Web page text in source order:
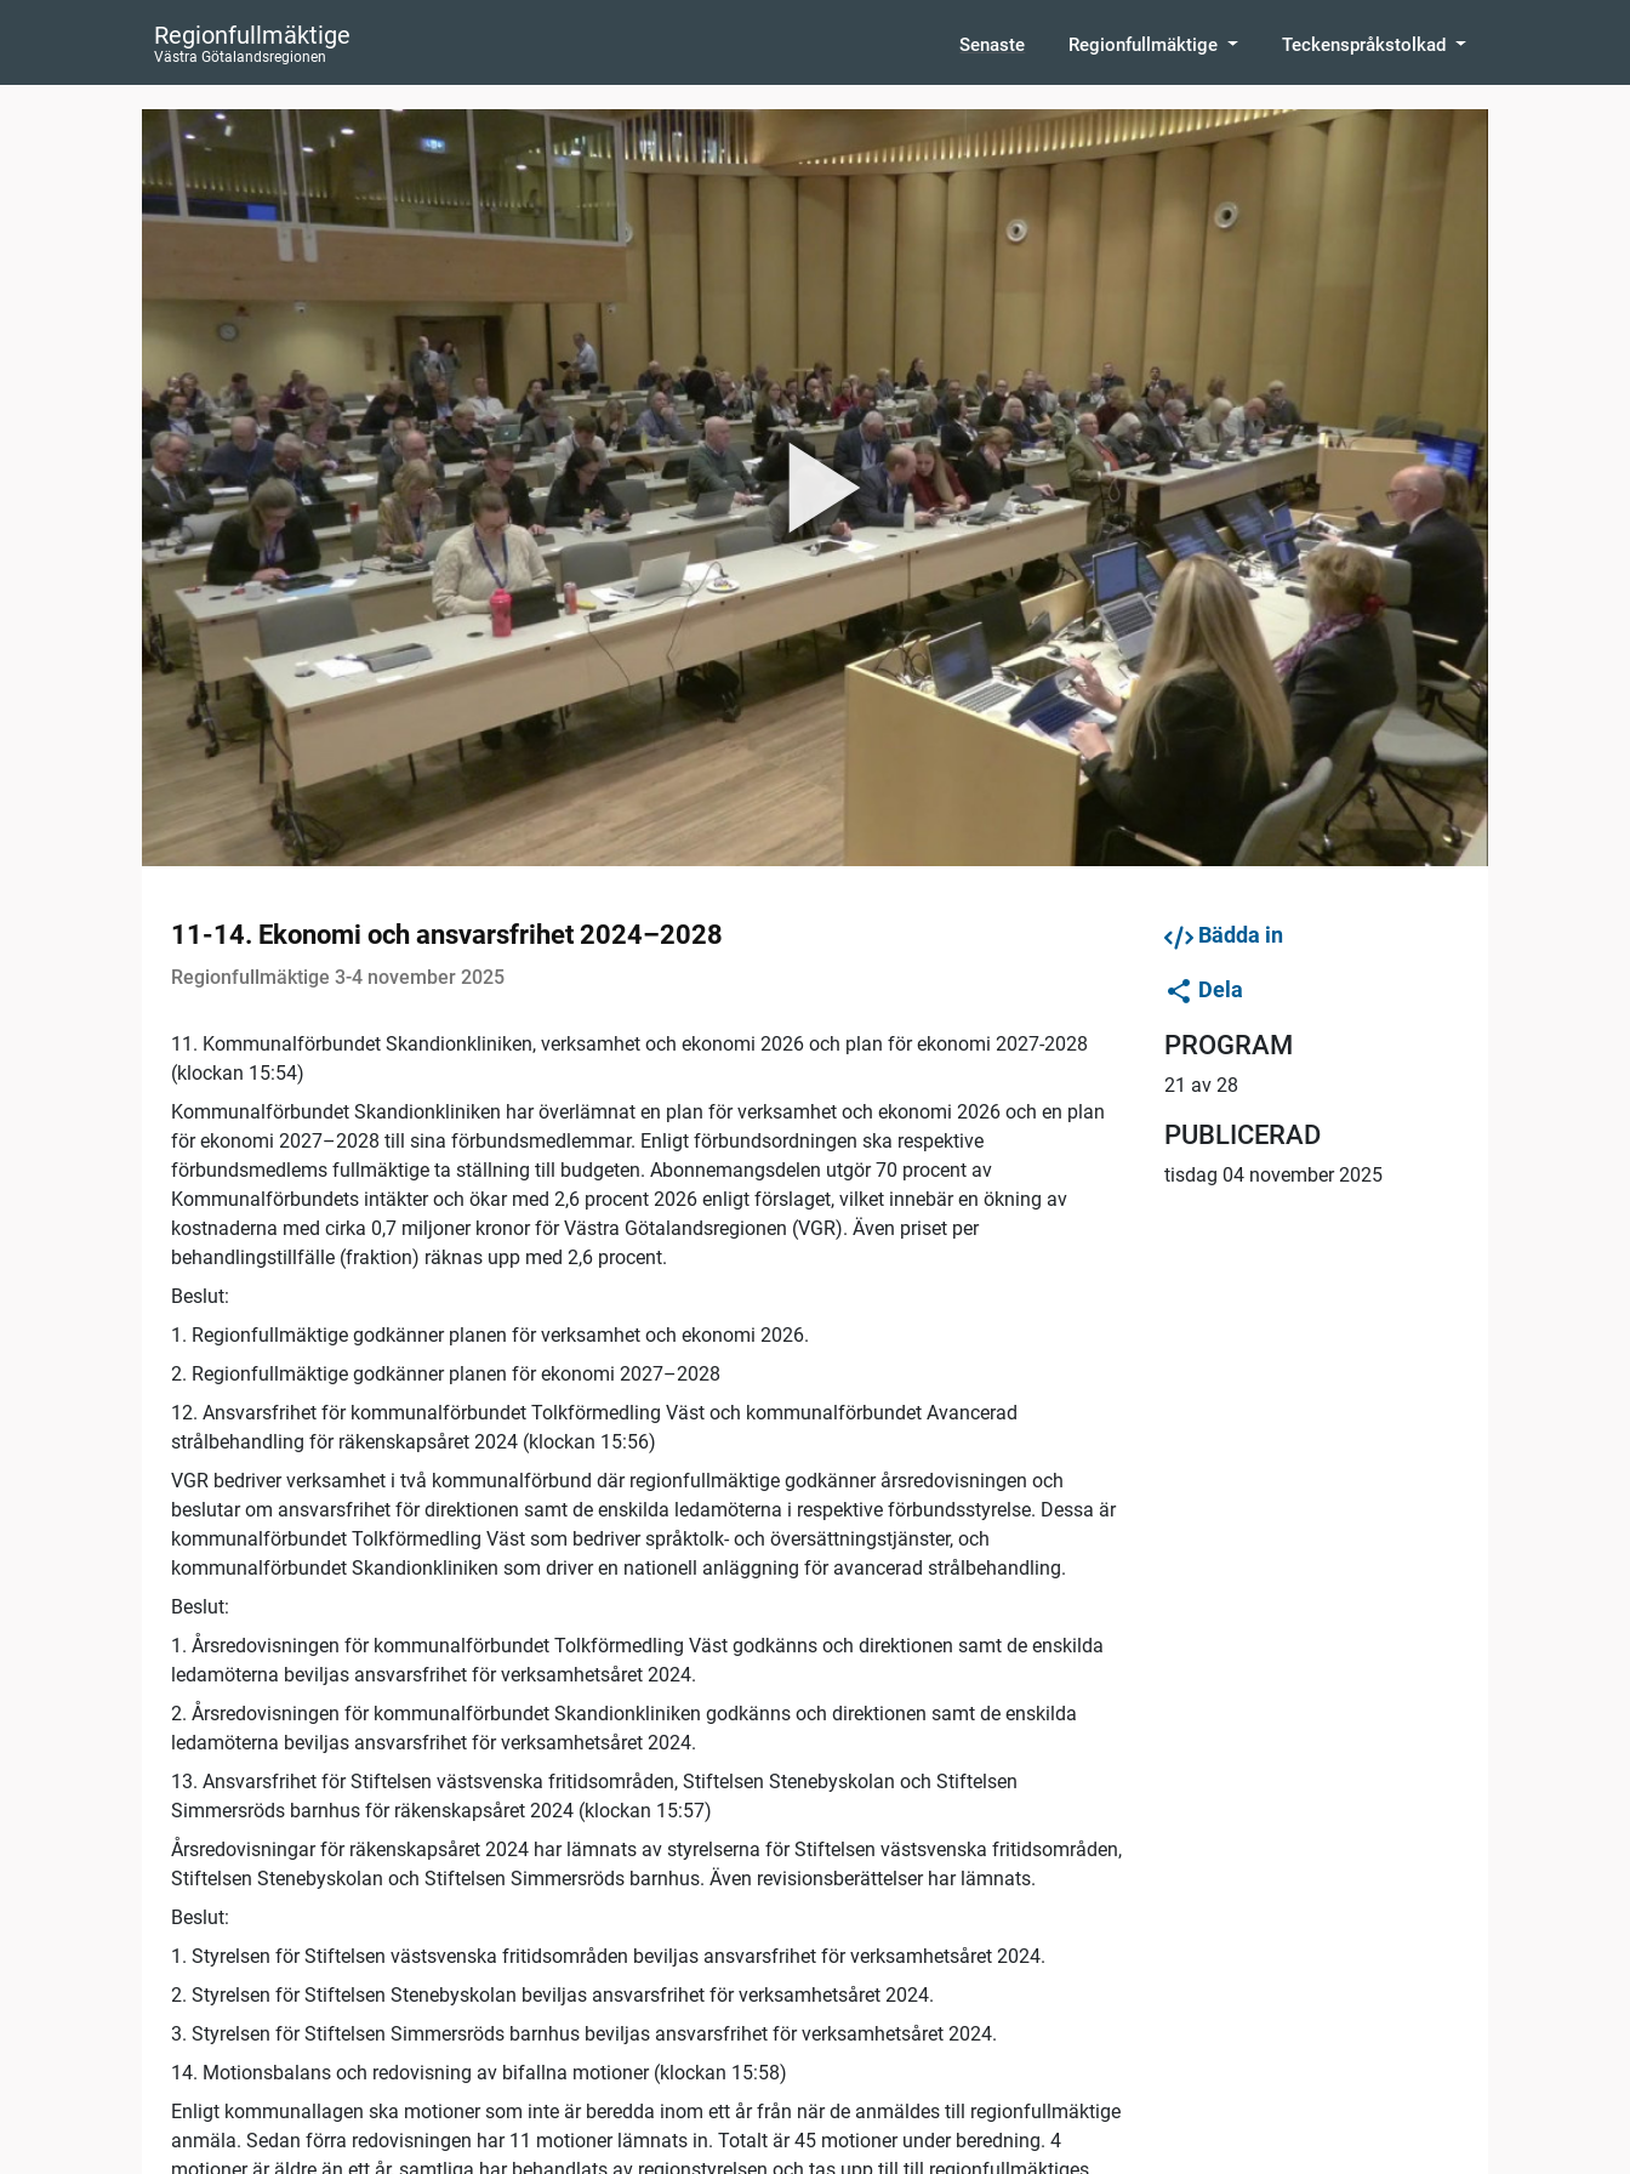
Regionfullmäktige
Västra Götalandsregionen
Senaste Regionfullmäktige Teckenspråkstolkad
11-14. Ekonomi och ansvarsfrihet 2024–2028
Regionfullmäktige 3-4 november 2025
11. Kommunalförbundet Skandionkliniken, verksamhet och ekonomi 2026 och plan för ekonomi 2027-2028
(klockan 15:54)
Kommunalförbundet Skandionkliniken har överlämnat en plan för verksamhet och ekonomi 2026 och en plan
för ekonomi 2027–2028 till sina förbundsmedlemmar. Enligt förbundsordningen ska respektive
förbundsmedlems fullmäktige ta ställning till budgeten. Abonnemangsdelen utgör 70 procent av
Kommunalförbundets intäkter och ökar med 2,6 procent 2026 enligt förslaget, vilket innebär en ökning av
kostnaderna med cirka 0,7 miljoner kronor för Västra Götalandsregionen (VGR). Även priset per
behandlingstillfälle (fraktion) räknas upp med 2,6 procent.
Beslut:
1. Regionfullmäktige godkänner planen för verksamhet och ekonomi 2026.
2. Regionfullmäktige godkänner planen för ekonomi 2027–2028
12. Ansvarsfrihet för kommunalförbundet Tolkförmedling Väst och kommunalförbundet Avancerad
strålbehandling för räkenskapsåret 2024 (klockan 15:56)
VGR bedriver verksamhet i två kommunalförbund där regionfullmäktige godkänner årsredovisningen och
beslutar om ansvarsfrihet för direktionen samt de enskilda ledamöterna i respektive förbundsstyrelse. Dessa är
kommunalförbundet Tolkförmedling Väst som bedriver språktolk- och översättningstjänster, och
kommunalförbundet Skandionkliniken som driver en nationell anläggning för avancerad strålbehandling.
Beslut:
1. Årsredovisningen för kommunalförbundet Tolkförmedling Väst godkänns och direktionen samt de enskilda
ledamöterna beviljas ansvarsfrihet för verksamhetsåret 2024.
2. Årsredovisningen för kommunalförbundet Skandionkliniken godkänns och direktionen samt de enskilda
ledamöterna beviljas ansvarsfrihet för verksamhetsåret 2024.
13. Ansvarsfrihet för Stiftelsen västsvenska fritidsområden, Stiftelsen Stenebyskolan och Stiftelsen
Simmersröds barnhus för räkenskapsåret 2024 (klockan 15:57)
Årsredovisningar för räkenskapsåret 2024 har lämnats av styrelserna för Stiftelsen västsvenska fritidsområden,
Stiftelsen Stenebyskolan och Stiftelsen Simmersröds barnhus. Även revisionsberättelser har lämnats.
Beslut:
1. Styrelsen för Stiftelsen västsvenska fritidsområden beviljas ansvarsfrihet för verksamhetsåret 2024.
2. Styrelsen för Stiftelsen Stenebyskolan beviljas ansvarsfrihet för verksamhetsåret 2024.
3. Styrelsen för Stiftelsen Simmersröds barnhus beviljas ansvarsfrihet för verksamhetsåret 2024.
14. Motionsbalans och redovisning av bifallna motioner (klockan 15:58)
Enligt kommunallagen ska motioner som inte är beredda inom ett år från när de anmäldes till regionfullmäktige
anmäla. Sedan förra redovisningen har 11 motioner lämnats in. Totalt är 45 motioner under beredning. 4
Bädda in
Dela
PROGRAM
21 av 28
PUBLICERAD
tisdag 04 november 2025